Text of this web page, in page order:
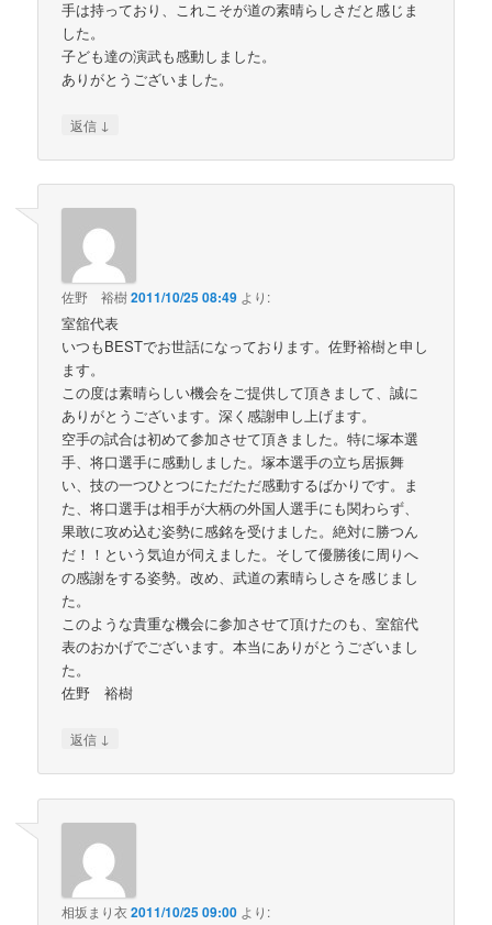
手は持っており、これこそが道の素晴らしさだと感じま
した。
子ども達の演武も感動しました。
ありがとうございました。
返信 ↓
佐野 裕樹2011/10/25 08:49 より:
室舘代表
いつもBESTでお世話になっております。佐野裕樹と申し
ます。
この度は素晴らしい機会をご提供して頂きまして、誠に
ありがとうございます。深く感謝申し上げます。
空手の試合は初めて参加させて頂きました。特に塚本選
手、将口選手に感動しました。塚本選手の立ち居振舞
い、技の一つひとつにただただ感動するばかりです。ま
た、将口選手は相手が大柄の外国人選手にも関わらず、
果敢に攻め込む姿勢に感銘を受けました。絶対に勝つん
だ！！という気迫が伺えました。そして優勝後に周りへ
の感謝をする姿勢。改め、武道の素晴らしさを感じまし
た。
このような貴重な機会に参加させて頂けたのも、室舘代
表のおかげでございます。本当にありがとうございまし
た。
佐野 裕樹
返信 ↓
相坂まり衣2011/10/25 09:00 より: